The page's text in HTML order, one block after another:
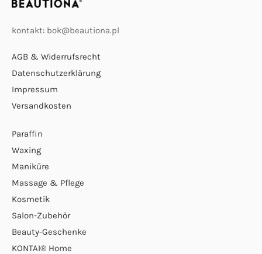
kontakt: bok@beautiona.pl
AGB & Widerrufsrecht
Datenschutzerklärung
Impressum
Versandkosten
Paraffin
Waxing
Maniküre
Massage & Pflege
Kosmetik
Salon-Zubehör
Beauty-Geschenke
KONTAI® Home